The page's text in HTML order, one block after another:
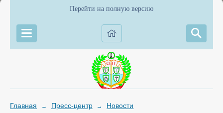
Перейти на полную версию
Главная → Пресс-центр → Новости